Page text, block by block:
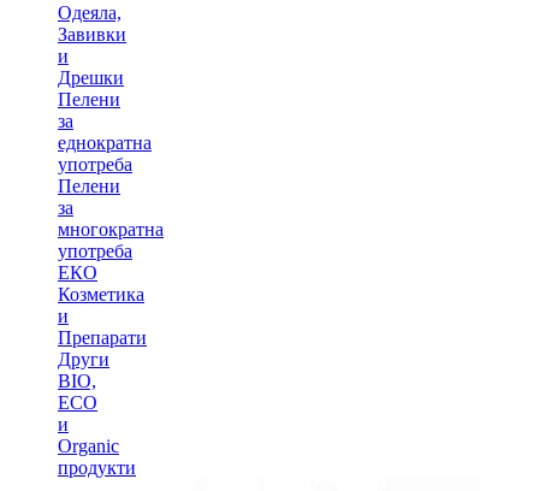
Одеяла,
Завивки
и
Дрешки
Пелени
за
еднократна
употреба
Пелени
за
многократна
употреба
ЕКО
Козметика
и
Препарати
Други
BIO,
ECO
и
Оrganic
продукти